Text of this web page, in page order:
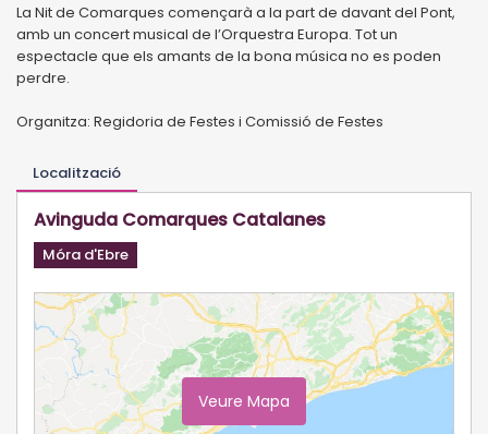
La Nit de Comarques començarà a la part de davant del Pont,
amb un concert musical de l’Orquestra Europa. Tot un
espectacle que els amants de la bona música no es poden
perdre.
Organitza: Regidoria de Festes i Comissió de Festes
Localització
Avinguda Comarques Catalanes
Móra d'Ebre
Veure Mapa